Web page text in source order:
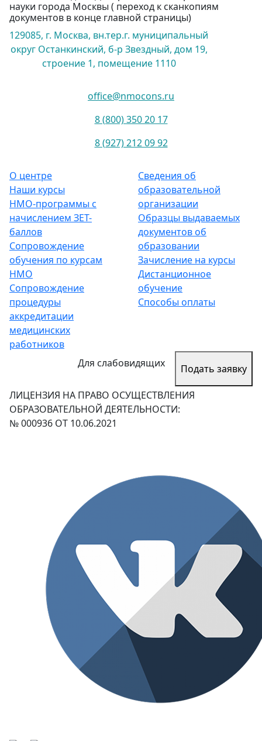
науки города Москвы ( переход к сканкопиям
документов в конце главной страницы)
129085, г. Москва, вн.тер.г. муниципальный
округ Останкинский, б-р Звездный, дом 19,
строение 1, помещение 1110
office@nmocons.ru
8 (800) 350 20 17
8 (927) 212 09 92
О центре
Наши курсы
НМО-программы с
начислением ЗЕТ-
баллов
Сопровождение
обучения по курсам
НМО
Сопровождение
процедуры
аккредитации
медицинских
работников
Сведения об
образовательной
организации
Образцы выдаваемых
документов об
образовании
Зачисление на курсы
Дистанционное
обучение
Способы оплаты
Для слабовидящих Подать заявку
ЛИЦЕНЗИЯ НА ПРАВО ОСУЩЕСТВЛЕНИЯ
ОБРАЗОВАТЕЛЬНОЙ ДЕЯТЕЛЬНОСТИ:
№ 000936 ОТ 10.06.2021